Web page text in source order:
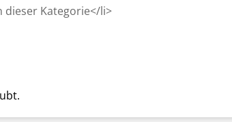
dieser Kategorie</li>